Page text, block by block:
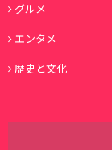
グルメ
エンタメ
歴史と文化